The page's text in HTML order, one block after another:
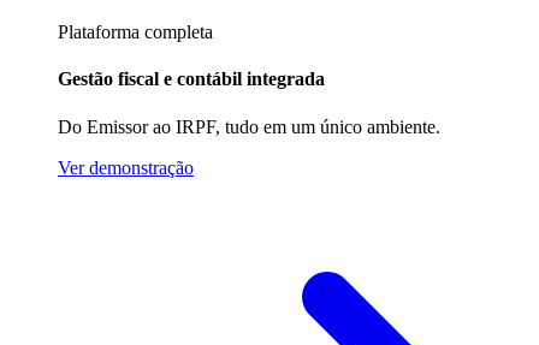
Plataforma completa
Gestão fiscal e contábil integrada
Do Emissor ao IRPF, tudo em um único ambiente.
Ver demonstração